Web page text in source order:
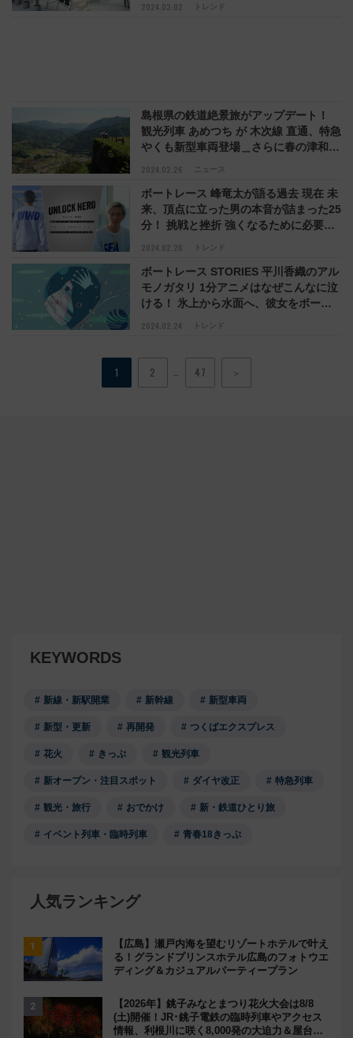
2024.03.02 トレンド
2024.02.26 ニュース
島根県の鉄道絶景旅がアップデート！
観光列車 あめつち が 木次線 直通、特急
やくも新型車両登場＿さらに春の津和野
2024.02.26 トレンド
ボートレース 峰竜太が語る過去 現在 未
来、頂点に立った男の本音が詰まった25
分！ 挑戦と挫折 強くなるために必要な
2024.02.24 トレンド
ボートレース STORIES 平川香織のアル
モノガタリ 1分アニメはなぜこんなに泣
ける！ 氷上から水面へ、彼女をボート
1 2 47 ＞
KEYWORDS
新線・新駅開業 新幹線 新型車両
新型・更新 再開発 つくばエクスプレス
花火 きっぷ 観光列車
新オープン・注目スポット ダイヤ改正 特急列車
観光・旅行 おでかけ 新・鉄道ひとり旅
イベント列車・臨時列車 青春18きっぷ
人気ランキング
【広島】瀬戸内海を望むリゾートホテルで叶え
る！グランドプリンスホテル広島のフォトウエ
ディング＆カジュアルパーティープラン
【2026年】銚子みなとまつり花火大会は8/8
(土)開催！JR･銚子電鉄の臨時列車やアクセス
情報、利根川に咲く8,000発の大迫力＆屋台を